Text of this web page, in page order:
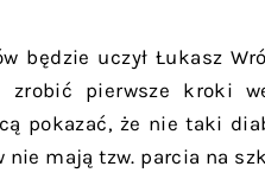
będzie uczył Łukasz
pierwsze kroki
pokazać, że nie taki
mają tzw. parcia na